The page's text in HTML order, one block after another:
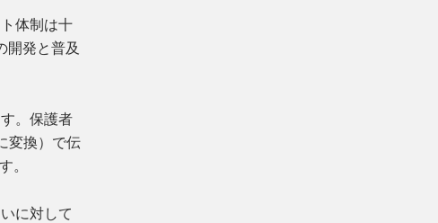
体制は十
開発と普及
。保護者
変換）で伝
。
に対して